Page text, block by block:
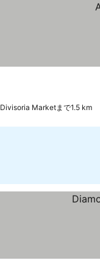
Divisoria Marketまで1.5 km